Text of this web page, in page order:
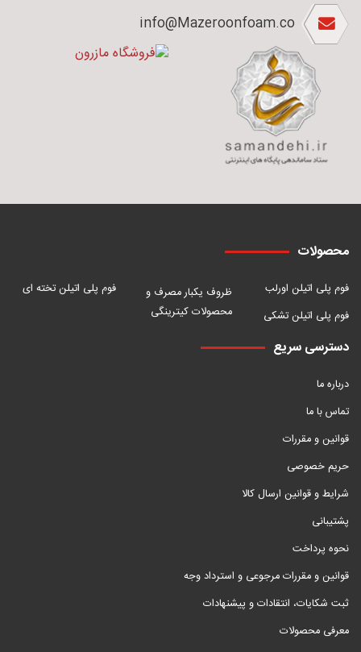
info@Mazeroonfoam.co
محصولات
فوم پلی اتیلن اورلب
فوم پلی اتیلن تشکی
ظروف یکبار مصرف و
محصولات کیترینگی
فوم پلی اتیلن تخته ای
دسترسی سریع
درباره ما
تماس با ما
قوانین و مقررات
حریم خصوصی
شرایط و قوانین ارسال کالا
پشتیبانی
نحوه پرداخت
قوانین و مقررات مرجوعی و استرداد وجه
ثبت شکایات، انتقادات و پیشنهادات
معرفی محصولات